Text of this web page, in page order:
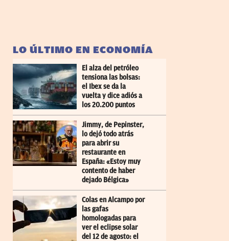
LO ÚLTIMO EN ECONOMÍA
El alza del petróleo
tensiona las bolsas:
el Ibex se da la
vuelta y dice adiós a
los 20.200 puntos
Jimmy, de Pepinster,
lo dejó todo atrás
para abrir su
restaurante en
España: «Estoy muy
contento de haber
dejado Bélgica»
Colas en Alcampo por
las gafas
homologadas para
ver el eclipse solar
del 12 de agosto: el